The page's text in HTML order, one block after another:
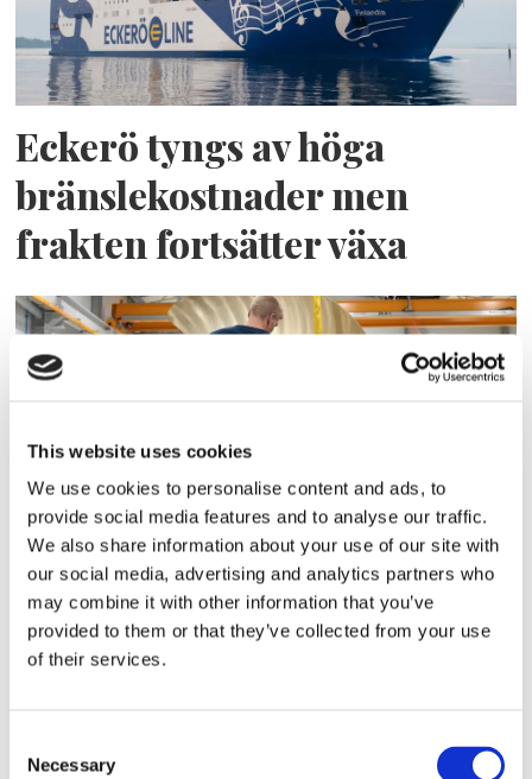
This website uses cookies
We use cookies to personalise content and ads, to
provide social media features and to analyse our traffic.
We also share information about your use of our site with
our social media, advertising and analytics partners who
may combine it with other information that you’ve
provided to them or that they’ve collected from your use
of their services.
Selection
Necessary
Eckerö tyngs av höga
bränslekostnader men
frakten fortsätter växa
Storaffären: Kongsberg
Maritime köper Berg
Propulsion